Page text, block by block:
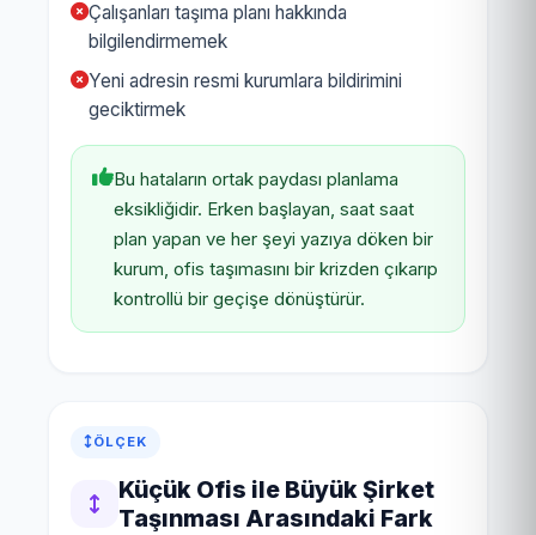
Çalışanları taşıma planı hakkında
bilgilendirmemek
Yeni adresin resmi kurumlara bildirimini
geciktirmek
Bu hataların ortak paydası planlama
eksikliğidir. Erken başlayan, saat saat
plan yapan ve her şeyi yazıya döken bir
kurum, ofis taşımasını bir krizden çıkarıp
kontrollü bir geçişe dönüştürür.
ÖLÇEK
Küçük Ofis ile Büyük Şirket
Taşınması Arasındaki Fark